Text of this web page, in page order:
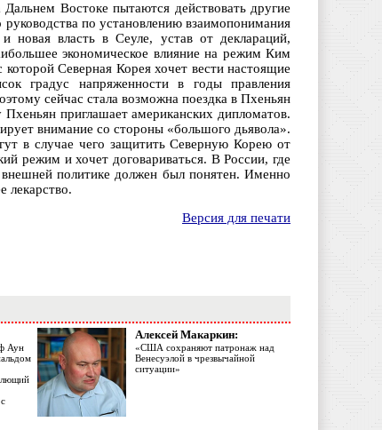
Востоке пытаются действовать другие
по установлению взаимопонимания
новая власть в Сеуле, устав от деклараций,
экономическое влияние на режим Ким
Северная Корея хочет вести настоящие
градус напряженности в годы правления
сейчас стала возможна поездка в Пхеньян
приглашает американских дипломатов.
внимание со стороны «большого дьявола».
в случае чего защитить Северную Корею от
режим и хочет договариваться. В России, где
политике должен был понятен. Именно
лекарство.
Версия для печати
Аун
Алексей Макаркин:
«США сохраняют патронаж над
Венесуэлой в чрезвычайной
ситуации»